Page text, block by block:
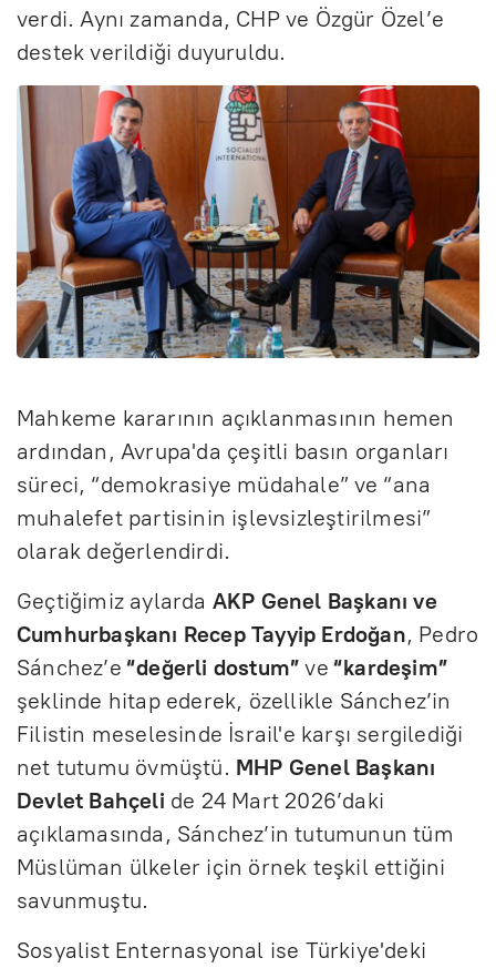
verdi. Aynı zamanda, CHP ve Özgür Özel’e
destek verildiği duyuruldu.
Mahkeme kararının açıklanmasının hemen
ardından, Avrupa'da çeşitli basın organları
süreci, “demokrasiye müdahale” ve “ana
muhalefet partisinin işlevsizleştirilmesi”
olarak değerlendirdi.
Geçtiğimiz aylarda AKP Genel Başkanı ve
Cumhurbaşkanı Recep Tayyip Erdoğan, Pedro
Sánchez’e “değerli dostum” ve“kardeşim”
şeklinde hitap ederek, özellikle Sánchez’in
Filistin meselesinde İsrail'e karşı sergilediği
net tutumu övmüştü. MHP Genel Başkanı
Devlet Bahçeli de 24 Mart 2026’daki
açıklamasında, Sánchez’in tutumunun tüm
Müslüman ülkeler için örnek teşkil ettiğini
savunmuştu.
Sosyalist Enternasyonal ise Türkiye'deki